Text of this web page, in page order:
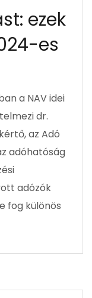
ezek
es
a NAV idei
dr.
az Adó
adóhatóság
adózók
fog különös